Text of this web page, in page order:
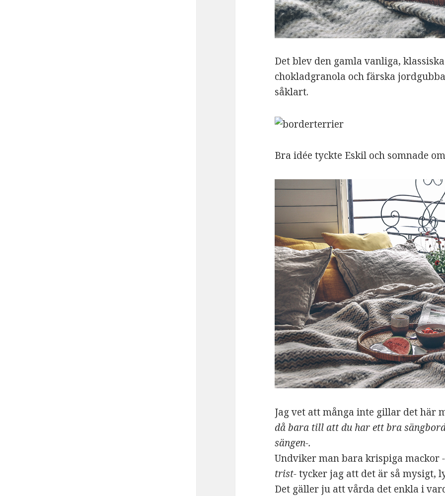
Det blev den gamla vanliga,
chokladgranola och färska
såklart.
Bra idée tyckte Eskil och somnade
Jag vet att många inte gillar det här
då bara till att du har ett bra
sängen-.
Undviker man bara krispiga mackor
trist-tycker jag att det är så mysigt,
Det gäller ju att vårda det enkla i